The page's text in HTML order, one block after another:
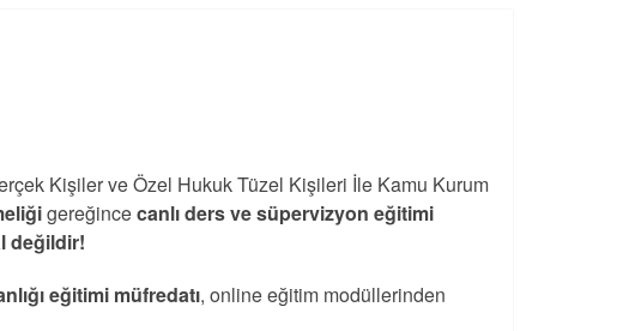
Kişiler ve Özel Hukuk Tüzel Kişileri İle Kamu Kurum
gereğincecanlı ders ve süpervizyon eğitimi
değildir!
eğitimi müfredatı, online eğitim modüllerinden